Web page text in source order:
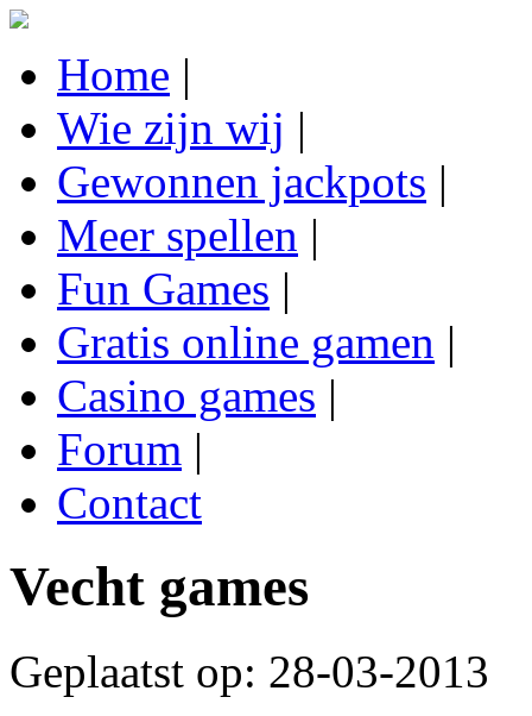
Home |
Wie zijn wij |
Gewonnen jackpots |
Meer spellen |
Fun Games |
Gratis online gamen |
Casino games |
Forum |
Contact
Vecht games
Geplaatst op: 28-03-2013